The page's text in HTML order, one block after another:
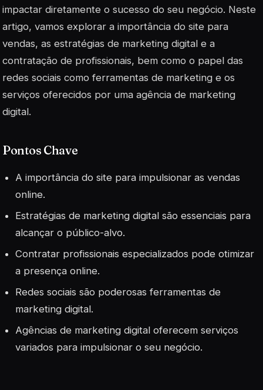
impactar diretamente o sucesso do seu negócio. Neste
artigo, vamos explorar a importância do site para
vendas, as estratégias de marketing digital e a
contratação de profissionais, bem como o papel das
redes sociais como ferramentas de marketing e os
serviços oferecidos por uma agência de marketing
digital.
Pontos Chave
A importância do site para impulsionar as vendas
online.
Estratégias de marketing digital são essenciais para
alcançar o público-alvo.
Contratar profissionais especializados pode otimizar
a presença online.
Redes sociais são poderosas ferramentas de
marketing digital.
Agências de marketing digital oferecem serviços
variados para impulsionar o seu negócio.